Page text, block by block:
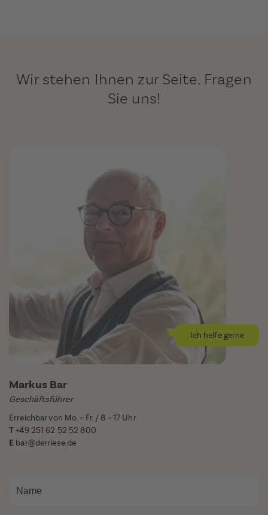
Wir stehen Ihnen zur Seite. Fragen
Sie uns!
Markus Bar
Geschäftsführer
Erreichbar von Mo. – Fr. / 8 – 17 Uhr
T+49 251 62 52 52 800
E bar@derriese.de